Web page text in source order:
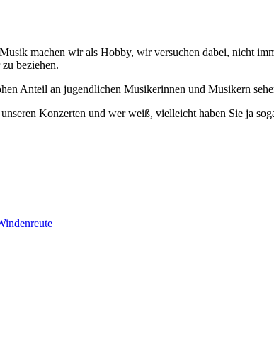
machen wir als Hobby, wir versuchen dabei, nicht
beziehen.
Anteil an jugendlichen Musikerinnen und Musikern
Konzerten und wer weiß, vielleicht haben Sie ja